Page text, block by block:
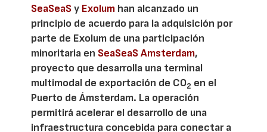
SeaSeaSy Exolum han alcanzado un
principio de acuerdo para la adquisición por
parte de Exolum de una participación
minoritaria en SeaSeaS Amsterdam,
proyecto que desarrolla una terminal
multimodal de exportación de CO2 en el
Puerto de Ámsterdam. La operación
permitirá acelerar el desarrollo de una
infraestructura concebida para conectar a